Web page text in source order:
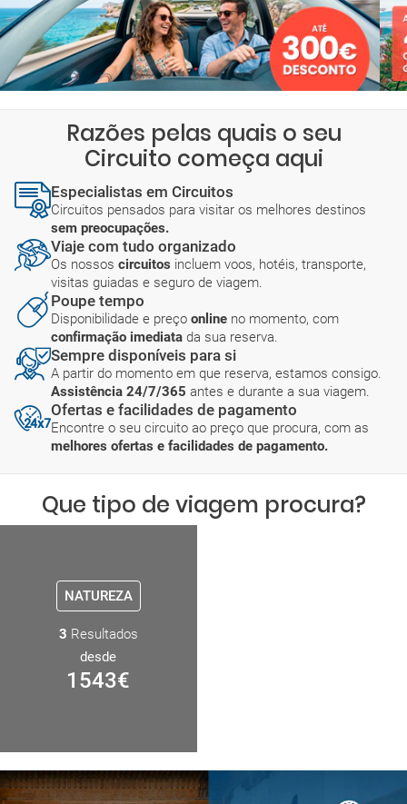
Razões pelas quais o seu
Circuito começa aqui
Especialistas em Circuitos
Circuitos pensados para visitar os melhores destinos
sem preocupações.
Viaje com tudo organizado
Os nossos circuitos incluem voos, hotéis, transporte,
visitas guiadas e seguro de viagem.
Poupe tempo
Disponibilidade e preço online no momento, com
confirmação imediata da sua reserva.
Sempre disponíveis para si
A partir do momento em que reserva, estamos consigo.
Assistência 24/7/365 antes e durante a sua viagem.
Ofertas e facilidades de pagamento
Encontre o seu circuito ao preço que procura, com as
melhores ofertas e facilidades de pagamento.
Que tipo de viagem procura?
NATUREZA
3 Resultados
desde
1543€